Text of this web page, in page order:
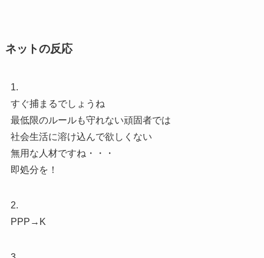
ネットの反応
1.
すぐ捕まるでしょうね
最低限のルールも守れない頑固者では
社会生活に溶け込んで欲しくない
無用な人材ですね・・・
即処分を！
2.
PPP→K